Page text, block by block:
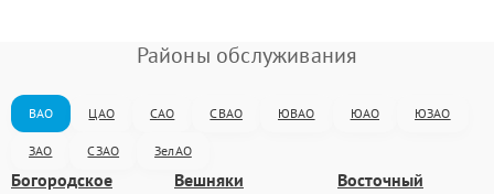
Районы обслуживания
ВАО ЦАО САО СВАО ЮВАО ЮАО ЮЗАО
ЗАО СЗАО ЗелАО
Богородское Вешняки
Восточный